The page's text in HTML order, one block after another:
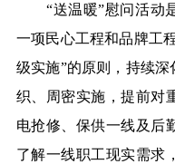
“送温暖”慰问活动是
一项民心工程和品牌工
级实施”的原则，持续
织、周密实施，提前对
电抢修、保供一线及后
了解一线职工现实需求